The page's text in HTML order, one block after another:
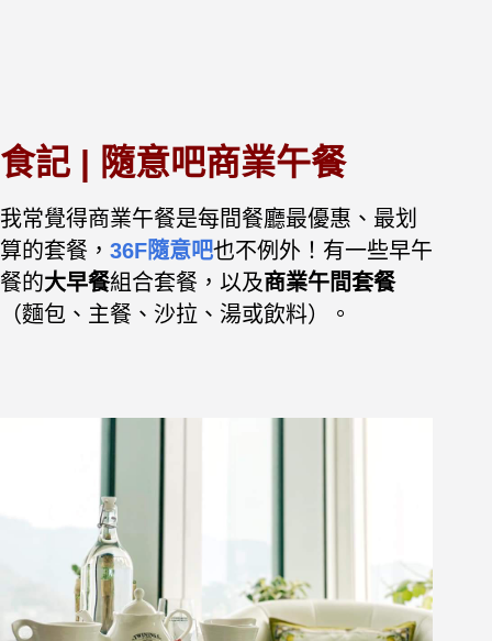
食記 | 隨意吧商業午餐
我常覺得商業午餐是每間餐廳最優惠、最划
算的套餐， 36F隨意吧也不例外！有一些早午
餐的大早餐組合套餐，以及商業午間套餐
（麵包、主餐、沙拉、湯或飲料）。